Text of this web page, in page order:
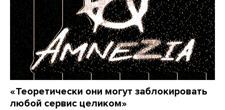
«Теоретически они могут заблокировать
любой сервис целиком»